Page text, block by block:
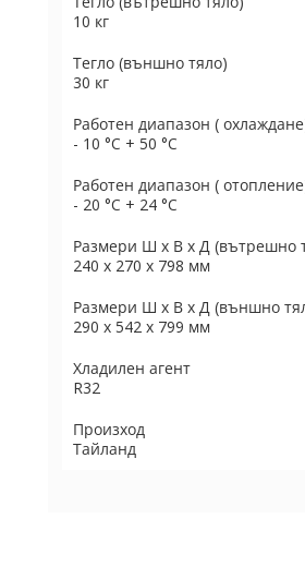
10 кг
Тегло (външно тяло)
30 кг
Работен диапазон (
- 10 °C + 50 °C
Работен диапазон (
- 20 °C + 24 °C
Размери Ш х В х Д (вътрешно
240 х 270 х 798 мм
Размери Ш х В х Д (външно
290 х 542 х 799 мм
Хладилен агент
R32
Произход
Тайланд